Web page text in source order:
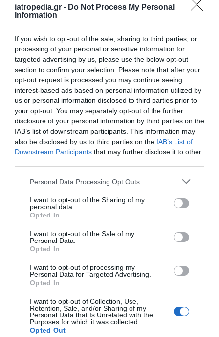
iatropedia.gr - Do Not Process My Personal
Information
If you wish to opt-out of the sale, sharing to third parties, or
processing of your personal or sensitive information for
targeted advertising by us, please use the below opt-out
section to confirm your selection. Please note that after your
opt-out request is processed you may continue seeing
interest-based ads based on personal information utilized by
us or personal information disclosed to third parties prior to
your opt-out. You may separately opt-out of the further
disclosure of your personal information by third parties on the
IAB’s list of downstream participants. This information may
also be disclosed by us to third parties on the IAB’s List of
Downstream Participants that may further disclose it to other
Personal Data Processing Opt Outs
I want to opt-out of the Sharing of my
personal data.
Opted In
I want to opt-out of the Sale of my
Personal Data.
Opted In
I want to opt-out of processing my
Personal Data for Targeted Advertising.
Opted In
I want to opt-out of Collection, Use,
Retention, Sale, and/or Sharing of my
Personal Data that Is Unrelated with the
Purposes for which it was collected.
Opted Out
ΙΣΑ: «Καμπανάκι» για τον ιό του Δυτικού Νείλου στην
Αττική – Τι ζητά από τις Αρχές
ΔΙΑΤΡΟΦΗ 07 Αυγούστου 2026 19:06
Κεχρί: Πώς μια ενισχυμένη ποικιλία μπορεί να
«γεμίσει» σίδηρο τα παιδιά, χωρίς παρενέργειες